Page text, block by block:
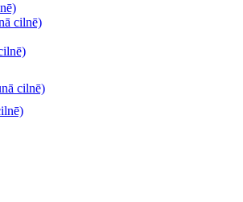
cilnē)
cilnē)